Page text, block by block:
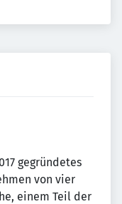
gegründetes
von vier
einem Teil der